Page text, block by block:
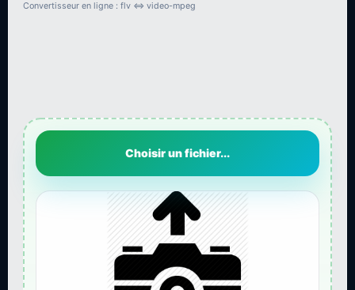
Convertisseur en ligne : flv ⇔ video-mpeg
Choisir un fichier...